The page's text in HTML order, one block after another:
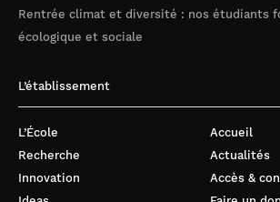
Rentrée climat et diversité : nos étudiants
écologique et sociale
L’établissement
L’École
Recherche
Innovation
Accueil
Actualités
Accès &